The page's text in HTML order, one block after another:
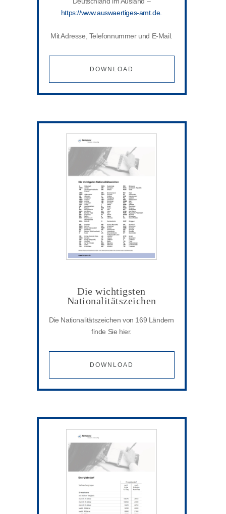
https://www.auswaertiges-amt.de.
Mit Adresse, Telefonnummer und E-Mail.
DOWNLOAD
Die wichtigsten
Nationalitätszeichen
Die Nationalitätszeichen von 169 Ländern
finde Sie hier.
DOWNLOAD